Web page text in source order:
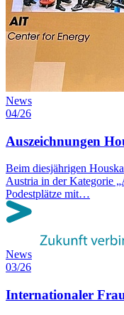
News
04/26
Auszeichnungen
Beim diesjährigen
Austria in der Kategorie
Podestplätze mit…
News
03/26
Internationaler